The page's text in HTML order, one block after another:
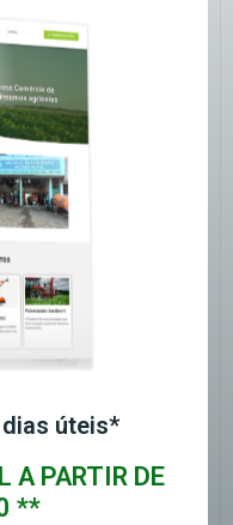
úteis*
A PARTIR DE
**